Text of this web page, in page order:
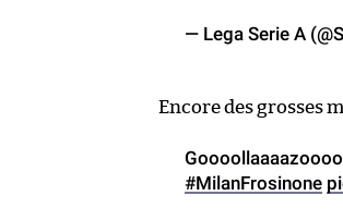
— Lega Serie A
Encore des grosses
#MilanFrosinone